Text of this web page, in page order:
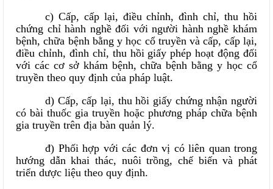
c) Cấp, cấp lại, điều chỉnh, đình chỉ, thu hồi
chứng chỉ hành nghề đối với người hành nghề khám
bệnh, chữa bệnh bằng y học cổ truyền và cấp, cấp lại,
điều chỉnh, đình chỉ, thu hồi giấy phép hoạt động đối
với các cơ sở khám bệnh, chữa bệnh bằng y học cổ
truyền theo quy định của pháp luật.
d) Cấp, cấp lại, thu hồi giấy chứng nhận người
có bài thuốc gia truyền hoặc phương pháp chữa bệnh
gia truyền trên địa bàn quản lý.
đ) Phối hợp với các đơn vị có liên quan trong
hướng dẫn khai thác, nuôi trồng, chế biến và phát
triển dược liệu theo quy định.